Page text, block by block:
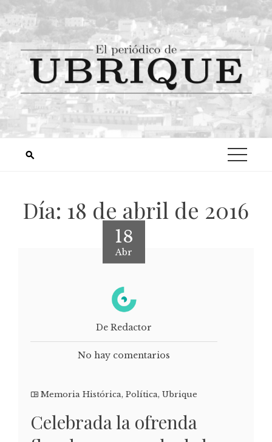
Día: 18 de abril de 2016
18
Abr
De Redactor
No hay comentarios
Memoria Histórica, Política, Ubrique
Celebrada la ofrenda